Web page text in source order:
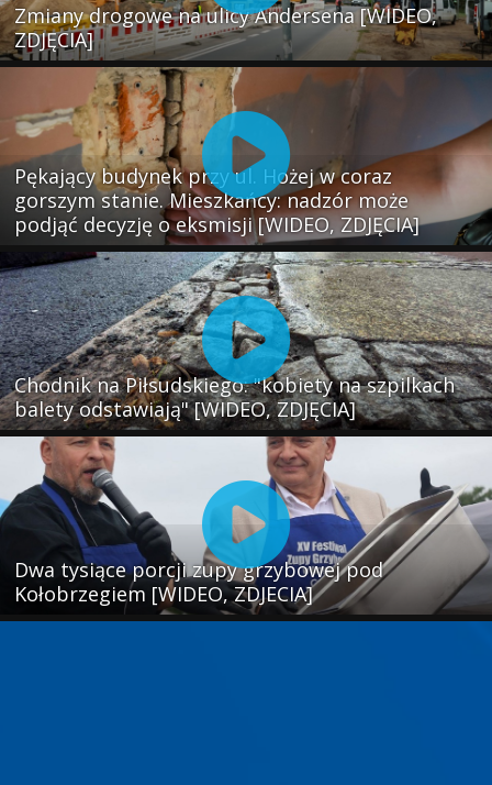
Zmiany drogowe na ulicy Andersena [WIDEO,
ZDJĘCIA]
Pękający budynek przy ul. Hożej w coraz
gorszym stanie. Mieszkańcy: nadzór może
podjąć decyzję o eksmisji [WIDEO, ZDJĘCIA]
Chodnik na Piłsudskiego: "kobiety na szpilkach
balety odstawiają" [WIDEO, ZDJĘCIA]
Dwa tysiące porcji zupy grzybowej pod
Kołobrzegiem [WIDEO, ZDJECIA]